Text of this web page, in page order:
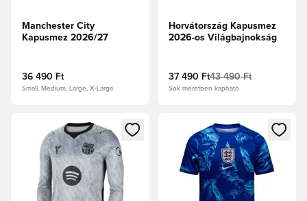
Manchester City
Kapusmez 2026/27
36 490 Ft
Small, Medium, Large, X-Large
Horvátország Kapusmez
2026-os Világbajnokság
37 490 Ft43 490 Ft
Sok méretben kapható
Megnyit egy modált a bejelentkezéshez vagy a tagként
Megnyit egy modált a